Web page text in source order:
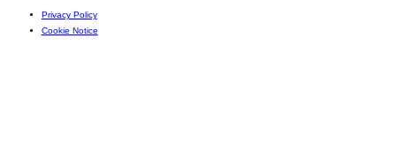
Privacy Policy
Cookie Notice